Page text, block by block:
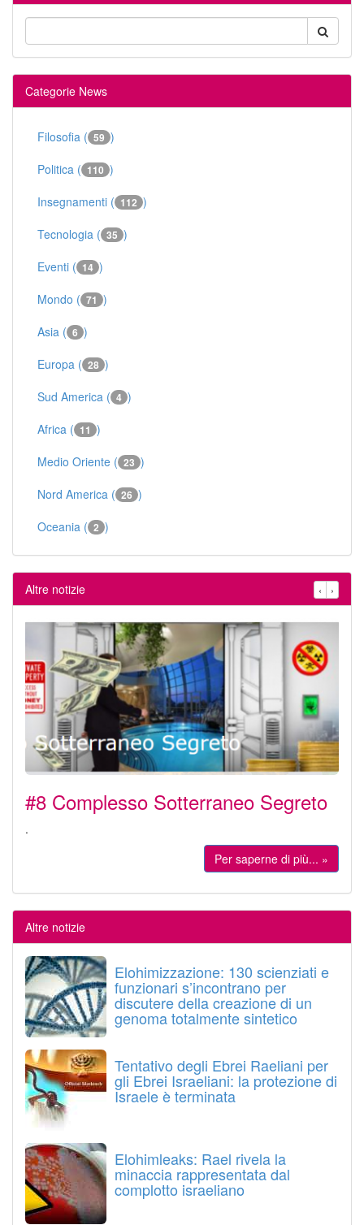
Categorie News
Filosofia ( 59 )
Politica ( 110 )
Insegnamenti ( 112 )
Tecnologia ( 35 )
Eventi ( 14 )
Mondo ( 71 )
Asia ( 6 )
Europa ( 28 )
Sud America ( 4 )
Africa ( 11 )
Medio Oriente ( 23 )
Nord America ( 26 )
Oceania ( 2 )
Altre notizie ‹ ›
#8 Complesso Sotterraneo Segreto
.
Per saperne di più... »
Altre notizie
Elohimizzazione: 130 scienziati e
funzionari s’incontrano per
discutere della creazione di un
genoma totalmente sintetico
Tentativo degli Ebrei Raeliani per
gli Ebrei Israeliani: la protezione di
Israele è terminata
Elohimleaks: Rael rivela la
minaccia rappresentata dal
complotto israeliano